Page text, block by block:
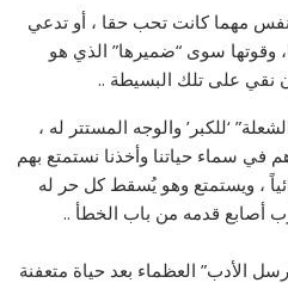
مهما كانت تحب حقا ، أو تدعي
وقوتها سوى “ضميرها” الذي هو
نقي على تلك البسيطة ..
‘للكبر’ والوجه المستتر له ،
في سماء حياتنا وأخذنا نستمتع بهم
، ويستمتع وهو يُسقط كل حر له
أصابع قدمه من باب الخطأ ..
الأدب” العظماء بعد حياة متعفنة